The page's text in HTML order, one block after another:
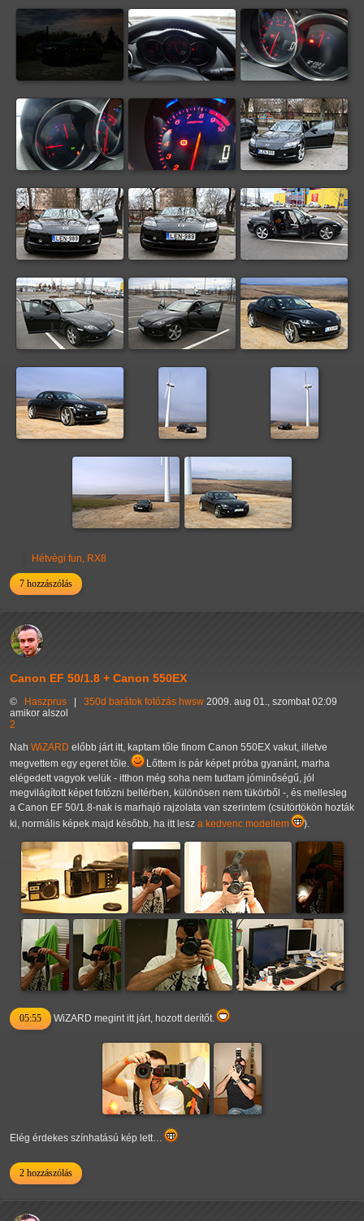
Hétvégi fun, RX8
7 hozzászólás
Canon EF 50/1.8 + Canon 550EX
© Haszprus | 350d barátok fotózás hwsw 2009. aug 01., szombat 02:09
amikor alszol
2
Nah WiZARD előbb járt itt, kaptam tőle finom Canon 550EX vakut, illetve
megvettem egy egeret tőle.
Lőttem is pár képet próba gyanánt, marha
elégedett vagyok velük - itthon még soha nem tudtam jóminőségű, jól
megvilágított képet fotózni beltérben, különösen nem tükörből -, és mellesleg
a Canon EF 50/1.8-nak is marhajó rajzolata van szerintem (csütörtökön hozták
ki, normális képek majd később, ha itt lesz a kedvenc modellem ).
05:55 WiZARD megint itt járt, hozott derítőt.
Elég érdekes színhatású kép lett…
2 hozzászólás